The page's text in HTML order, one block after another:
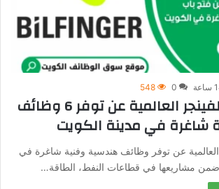
0
548
تعلن شركة بيلفينجر العالمية عن توفر 6 وظائف
شاغرة في مدينة الكويت
عن توفر وظائف هندسية وفنية شاغرة في
ضمن مشاريعها في قطاعات النفط، الطاقة…